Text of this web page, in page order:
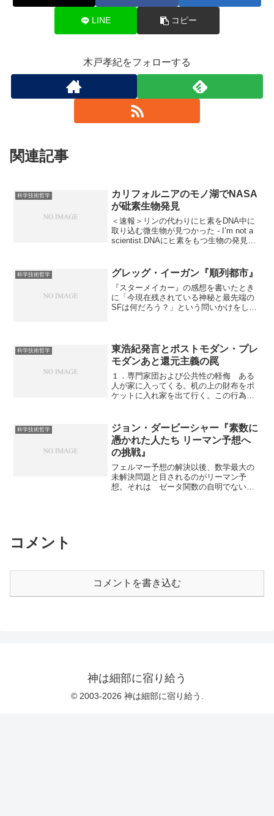
LINE コピー
木戸孝紀をフォローする
関連記事
科学技術哲学
カリフォルニアのモノ湖でNASA
が砒素生物発見
＜速報＞リンの代わりにヒ素をDNA中に
取り込む微生物が見つかった - I’m not a
scientist.DNAにヒ素をもつ生物の発見｜
応しておかないと。 Appleのビートルズ
コーの直後だったからか、これもズコー
とか言ってる人がいるけど、これは全然
ズコーじゃないよ。これはすごいニュー
スですよ。 どのくらいすごいかという
とか、生命全般に対する認識にもモロに
関わってくる非常に面白い話ですよ。
あと、ネタバレになるからどれかまでは
言わないけど、グレッグ・イーガン
『TAP』の中に異質生物ネタの結構面白
い短編があった。確か元素じゃなくて異
【ゆ...
科学技術哲学 グレッグ・イーガン『順列都市』
『スターメイカー』の感想を書いたとき
に「今現在残されている神秘と最先端の
SFは何だろう？」という問いかけをし
ころ最先端のSFの候補の1つであるらし
い。読んでみたら確かに面白い。一級
品。 セルオートマトンに関する知識が
あった方がより楽しめそうなので、『ラ
イフゲイムの宇宙』を先に読んでおくと
いいかも。あつらえたようにぴったりの
はちょっと違いそう。 話の中心となっ
てる「コピー」やセルオートマトンにつ
いては別に、知性や精神がアルゴリズム
で代替可能であろうということも、セル
オートマトンが万能チューリングマシン
になりえて、チューリングマシンでも進
化の複雑性は再現できることも、神秘ど
ころか現在すでに当たり前の話なわけだ
科学技術哲学
東浩紀発言とポストモダン・プレ
モダンあと還元主義の罠
１．専門家団および公共性の軽侮 ある
人が家に入ってくる。机の上の財布をポ
ケットに入れ家を出て行く。この行為は
その家がその人の家であるか、そうでな
いかによる。前者ならその人は財布を忘
れた人であり、後者ならその人は空き巣
だ。その前提を知らないままでは正当も
不当もありえない。何の話かといえば、
東浩紀の渦状言論: 歴史認識問題について
いくつか これの話。例によって出遅れ
ているため、もはやあまり言うべきこと
も仕方がないと大抵の人は思うだろう。
医学と物理学を歴史学とポストモダン的
科学技術哲学
ジョン・ダービーシャー『素数に
憑かれた人たち リーマン予想へ
の挑戦』
フェルマー予想の解決以後、数学最大の
未解決問題と目されるのがリーマン予
想。それは ゼータ関数の自明でない零
大意を取るのも難しいと思われる。 前
に上げたフェルマー予想の本で未解決問
コメント
コメントを書き込む
神は細部に宿り給う
© 2003-2026 神は細部に宿り給う.